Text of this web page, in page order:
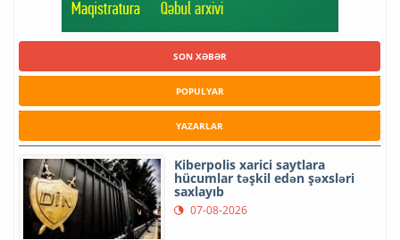
SON XƏBƏR
POPULYAR
YAZARLAR
Kiberpolis xarici saytlara
hücumlar təşkil edən şəxsləri
saxlayıb
07-08-2026